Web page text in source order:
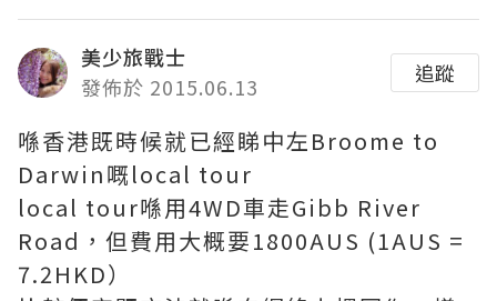
美少旅戰士
發佈於 2015.06.13
追蹤
喺香港既時候就已經睇中左Broome to
Darwin嘅local tour
local tour喺用4WD車走Gibb River
Road，但費用大概要1800AUS (1AUS =
7.2HKD）